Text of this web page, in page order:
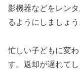
影機器などをレン
るようにしましょう
忙しい子どもに変
す。返却が遅れて